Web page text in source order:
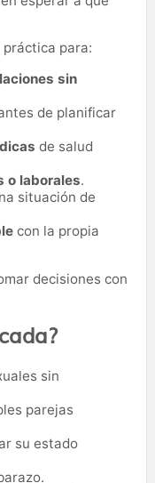
para:
sin
de planificar
de salud
o laborales.
situación de
con la propia
decisiones con
sin
parejas
su estado